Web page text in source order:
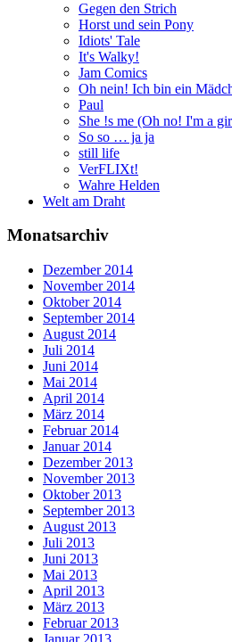
Gegen den Strich
Horst und sein Pony
Idiots' Tale
It's Walky!
Jam Comics
Oh nein! Ich bin ein
Paul
She !s me (Oh no! I'm a
So so … ja ja
still life
VerFLIXt!
Wahre Helden
Welt am Draht
Monatsarchiv
Dezember 2014
November 2014
Oktober 2014
September 2014
August 2014
Juli 2014
Juni 2014
Mai 2014
April 2014
März 2014
Februar 2014
Januar 2014
Dezember 2013
November 2013
Oktober 2013
September 2013
August 2013
Juli 2013
Juni 2013
Mai 2013
April 2013
März 2013
Februar 2013